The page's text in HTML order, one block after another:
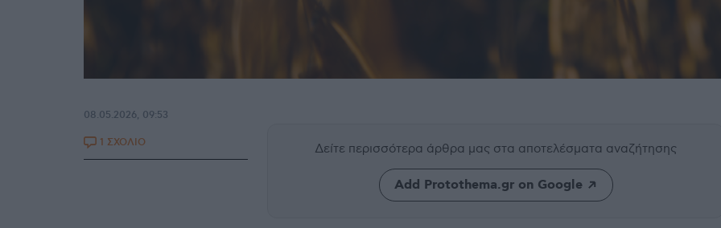
Δείτε περισσότερα άρθρα μας στα αποτελέσματα αναζήτησης
Add Protothema.gr on Google
08.05.2026, 09:53
1 ΣΧΟΛΙΟ